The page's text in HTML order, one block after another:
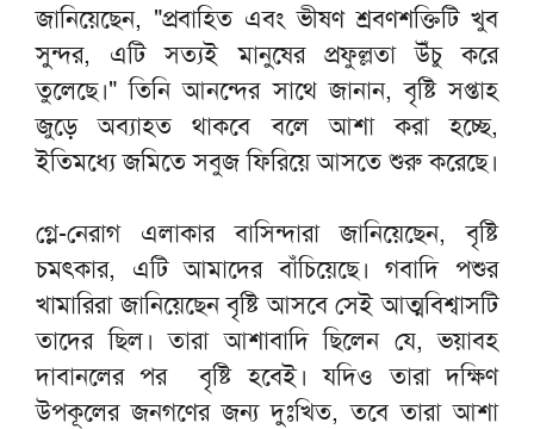
জানিয়েছেন, "প্রবাহিত এবং ভীষণ শ্রবণশক্তিটি খুব
সুন্দর, এটি সত্যই মানুষের প্রফুল্লতা উঁচু করে
তুলেছে।" তিনি আনন্দের সাথে জানান, বৃষ্টি সপ্তাহ
জুড়ে অব্যাহত থাকবে বলে আশা করা হচ্ছে,
ইতিমধ্যে জমিতে সবুজ ফিরিয়ে আসতে শুরু করেছে।
গ্লে-নেরাগ এলাকার বাসিন্দারা জানিয়েছেন, বৃষ্টি
চমৎকার, এটি আমাদের বাঁচিয়েছে। গবাদি পশুর
খামারিরা জানিয়েছেন বৃষ্টি আসবে সেই আত্মবিশ্বাসটি
তাদের ছিল। তারা আশাবাদি ছিলেন যে, ভয়াবহ
দাবানলের পর বৃষ্টি হবেই। যদিও তারা দক্ষিণ
উপকূলের জনগণের জন্য দুঃখিত, তবে তারা আশা